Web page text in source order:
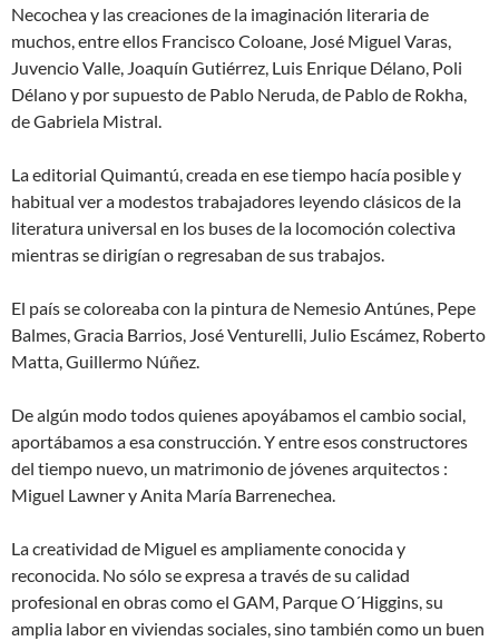
Necochea y las creaciones de la imaginación literaria de
muchos, entre ellos Francisco Coloane, José Miguel Varas,
Juvencio Valle, Joaquín Gutiérrez, Luis Enrique Délano, Poli
Délano y por supuesto de Pablo Neruda, de Pablo de Rokha,
de Gabriela Mistral.
La editorial Quimantú, creada en ese tiempo hacía posible y
habitual ver a modestos trabajadores leyendo clásicos de la
literatura universal en los buses de la locomoción colectiva
mientras se dirigían o regresaban de sus trabajos.
El país se coloreaba con la pintura de Nemesio Antúnes, Pepe
Balmes, Gracia Barrios, José Venturelli, Julio Escámez, Roberto
Matta, Guillermo Núñez.
De algún modo todos quienes apoyábamos el cambio social,
aportábamos a esa construcción. Y entre esos constructores
del tiempo nuevo, un matrimonio de jóvenes arquitectos :
Miguel Lawner y Anita María Barrenechea.
La creatividad de Miguel es ampliamente conocida y
reconocida. No sólo se expresa a través de su calidad
profesional en obras como el GAM, Parque O´Higgins, su
amplia labor en viviendas sociales, sino también como un buen